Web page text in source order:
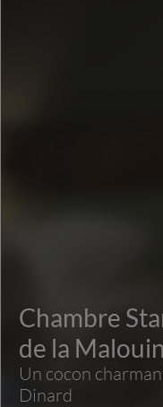
Chambre
de la
Un cocon
Dinard